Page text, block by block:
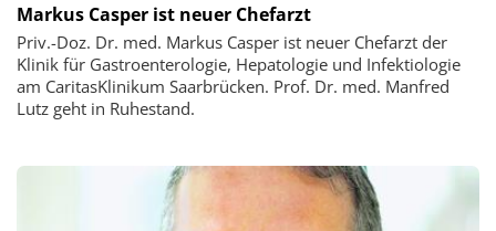
Markus Casper ist neuer Chefarzt
Priv.-Doz. Dr. med. Markus Casper ist neuer Chefarzt der
Klinik für Gastroenterologie, Hepatologie und Infektiologie
am CaritasKlinikum Saarbrücken. Prof. Dr. med. Manfred
Lutz geht in Ruhestand.